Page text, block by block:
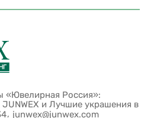
«Ювелирная Россия»:
и Лучшие украшения в
, junwex@junwex.com